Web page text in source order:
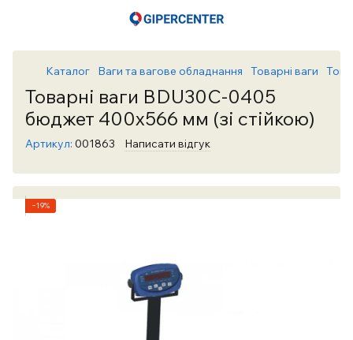
Каталог Ваги та вагове обладнання Товарні ваги
Товарні ваги BDU30C-0405
бюджет 400х566 мм (зі стійкою)
Артикул: 001863 Написати відгук
−19%